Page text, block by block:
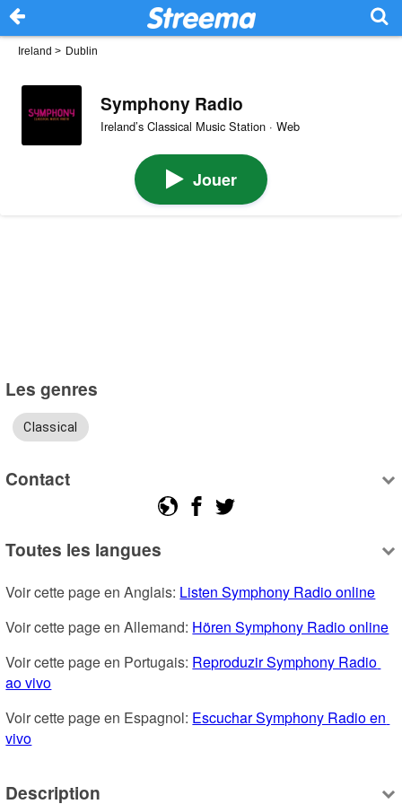
Ireland > Dublin
Symphony Radio
Ireland’s Classical Music Station · Web
Jouer
Les genres
Classical
Contact
Toutes les langues
Voir cette page en Anglais: Listen Symphony Radio online
Voir cette page en Allemand: Hören Symphony Radio online
Voir cette page en Portugais: Reproduzir Symphony Radio
ao vivo
Voir cette page en Espagnol: Escuchar Symphony Radio en
vivo
Description